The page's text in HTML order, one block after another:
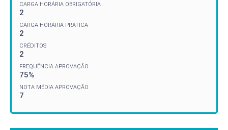
CARGA HORÁRIA OBRIGATÓRIA
2
CARGA HORÁRIA PRÁTICA
2
CRÉDITOS
2
FREQUÊNCIA APROVAÇÃO
75%
NOTA MÉDIA APROVAÇÃO
7